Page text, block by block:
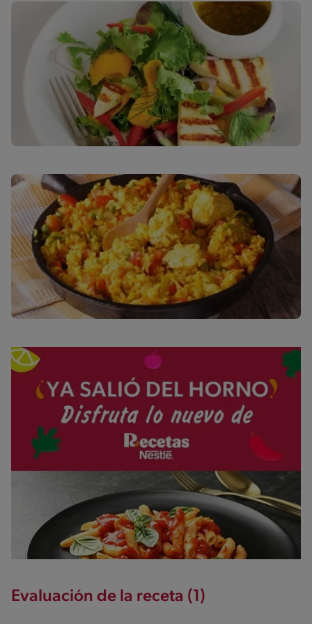
Evaluación de la receta (1)